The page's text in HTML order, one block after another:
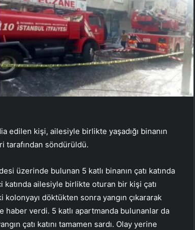
edilen kişi, ailesiyle birlikte yaşadığı binanın
tarafından söndürüldü.
üzerinde bulunan 5 katlı binanın çatı katında
katında ailesiyle birlikte oturan bir kişi çatı
kolonyayı döktükten sonra yangın çıkararak
haber verdi. 5 katlı apartmanda bulunanlar da
çatı katını tamamen sardı. Olay yerine